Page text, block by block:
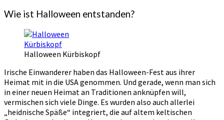
Wie ist Halloween entstanden?
Halloween Kürbiskopf
Irische Einwanderer haben das Halloween-Fest aus ihrer
Heimat mit in die USA genommen. Und gerade, wenn man sich
in einer neuen Heimat an Traditionen anknüpfen will,
vermischen sich viele Dinge. Es wurden also auch allerlei
„heidnische Späße“ integriert, die auf altem keltischen